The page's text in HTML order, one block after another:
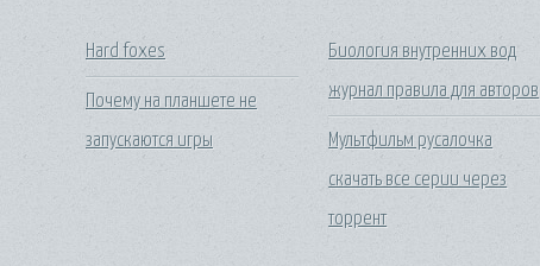
Hard foxes
Почему на планшете не
запускаются игры
Биология внутренних вод
журнал правила для авторов
Мультфильм русалочка
скачать все серии через
торрент